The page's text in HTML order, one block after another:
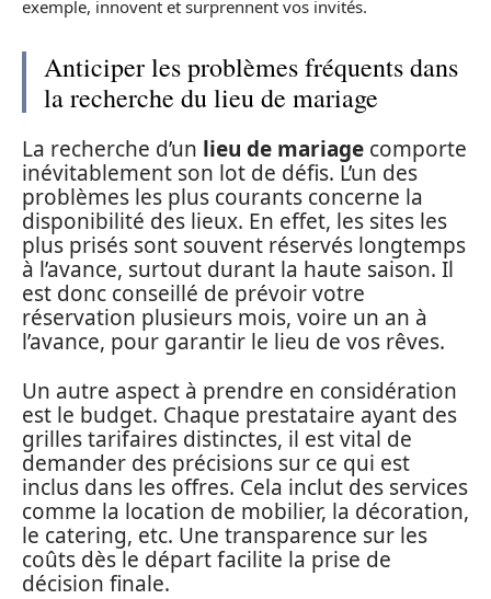
exemple, innovent et surprennent vos invités.
Anticiper les problèmes fréquents dans
la recherche du lieu de mariage
La recherche d’un lieu de mariage comporte
inévitablement son lot de défis. L’un des
problèmes les plus courants concerne la
disponibilité des lieux. En effet, les sites les
plus prisés sont souvent réservés longtemps
à l’avance, surtout durant la haute saison. Il
est donc conseillé de prévoir votre
réservation plusieurs mois, voire un an à
l’avance, pour garantir le lieu de vos rêves.
Un autre aspect à prendre en considération
est le budget. Chaque prestataire ayant des
grilles tarifaires distinctes, il est vital de
demander des précisions sur ce qui est
inclus dans les offres. Cela inclut des services
comme la location de mobilier, la décoration,
le catering, etc. Une transparence sur les
coûts dès le départ facilite la prise de
décision finale.